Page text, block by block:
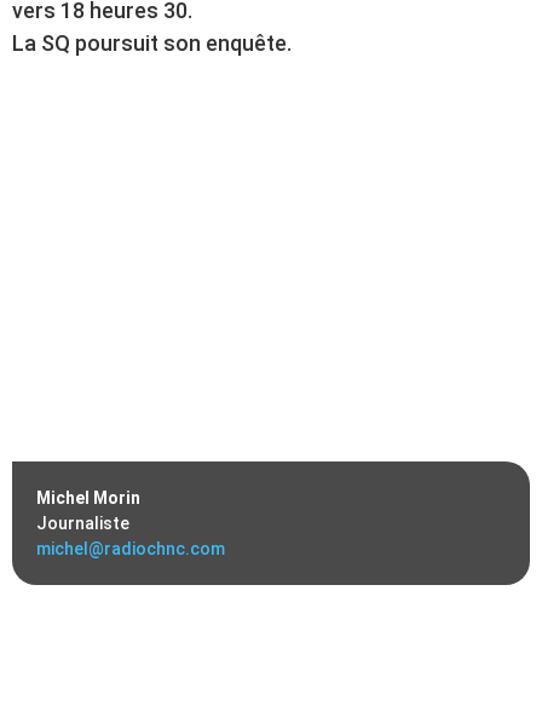
Michel Morin
Journaliste
michel@radiochnc.com
vers 18 heures 30.
La SQ poursuit son enquête.